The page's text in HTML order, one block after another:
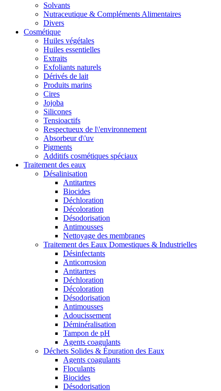
Solvants
Nutraceutique & Compléments Alimentaires
Divers
Cosmétique
Huiles végétales
Huiles essentielles
Extraits
Exfoliants naturels
Dérivés de lait
Produits marins
Cires
Jojoba
Silicones
Tensioactifs
Respectueux de l\'environnement
Absorbeur d\'uv
Pigments
Additifs cosmétiques spéciaux
Traitement des eaux
Désalinisation
Antitartres
Biocides
Déchloration
Décoloration
Désodorisation
Antimousses
Nettoyage des membranes
Traitement des Eaux Domestiques & Industrielles
Désinfectants
Anticorrosion
Antitartres
Déchloration
Décoloration
Désodorisation
Antimousses
Adoucissement
Déminéralisation
Tampon de pH
Agents coagulants
Déchets Solides & Épuration des Eaux
Agents coagulants
Floculants
Biocides
Désodorisation